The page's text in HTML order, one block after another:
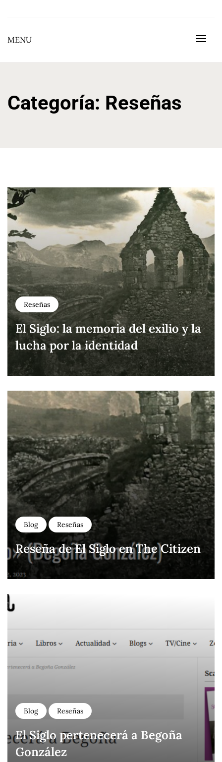
MENU
Categoría: Reseñas
Reseñas
El Siglo: la memoria del exilio y la
lucha por la identidad
Blog Reseñas
Reseña de El Siglo en The Citizen
Blog Reseñas
El Siglo pertenecerá a Begoña
González